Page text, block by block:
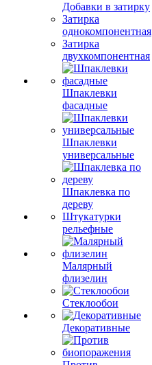
Добавки в затирку
Затирка
однокомпонентная
Затирка
двухкомпонентная
Шпаклевки
фасадные
Шпаклевки
универсальные
Шпаклевка по
дереву
Штукатурки
рельефные
Малярный
флизелин
Стеклообои
Декоративные